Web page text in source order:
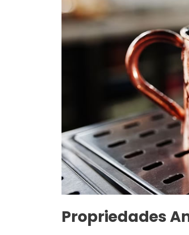
Propriedades